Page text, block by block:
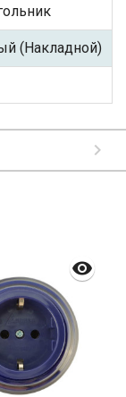
(Накладной)